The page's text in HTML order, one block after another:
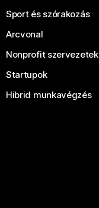
Sport és szórakozás
Arcvonal
Nonprofit szervezetek
Startupok
Hibrid munkavégzés